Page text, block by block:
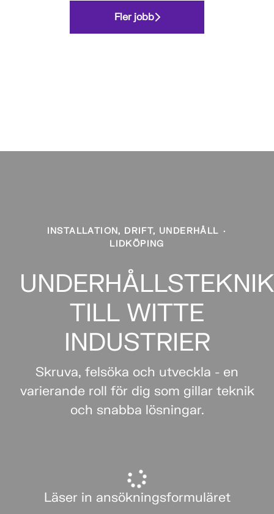
Fler jobb
INSTALLATION, DRIFT, UNDERHÅLL ·
LIDKÖPING
TILL WITTE
INDUSTRIER
Skruva, felsöka och utveckla - en
varierande roll för dig som gillar teknik
och snabba lösningar.
Läser in ansökningsformuläret